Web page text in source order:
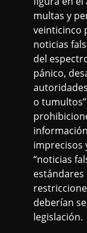
multas y
veinticinco
noticias
del
pánico,
o
imprecisos
“noticias
deberían
legislación.